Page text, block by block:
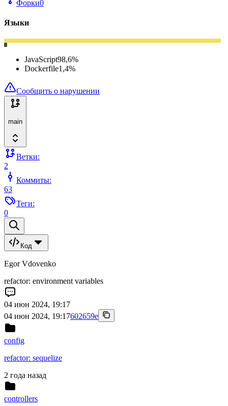
Форки0
Языки
JavaScript98,6%
Dockerfile1,4%
Сообщить о нарушении
main
Ветки:
2
Коммиты:
63
Теги:
0
Код
Egor Vdovenko
refactor: environment variables
04 июн 2024, 19:17
04 июн 2024, 19:17602659e
config
refactor: sequelize
2 года назад
controllers